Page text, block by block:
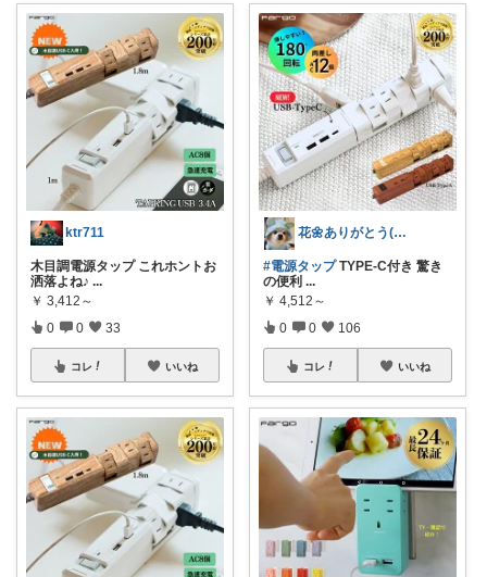
ktr711
木目調電源タップ これホントお
洒落よね♪ ...
￥ 3,412～
0 0 33
コレ いいね
花🌼ありがとう(*･ω･)*_ _)ﾍ
#電源タップTYPE-C付き 驚き
の便利 ...
￥ 4,512～
0 0 106
コレ いいね